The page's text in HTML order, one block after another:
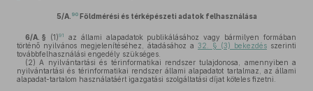
5/A. 90Földmérési és térképészeti adatok felhasználása
6/A. § (1)91
az állami alapadatok publikálásához vagy bármilyen formában
történő nyilvános megjelenítéséhez, átadásához a 32. § (3) bekezdés szerinti
továbbfelhasználási engedély szükséges.
(2) A nyilvántartási és térinformatikai rendszer tulajdonosa, amennyiben a
nyilvántartási és térinformatikai rendszer állami alapadatot tartalmaz, az állami
alapadat-tartalom használatáért igazgatási szolgáltatási díjat köteles fizetni.